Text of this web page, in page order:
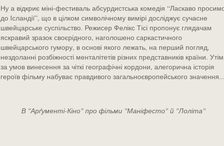
Ну а відкриє міні-фестиваль абсурдистська комедія “Ласкаво
до Ісландії”, що в цілком символічному вимірі досліджує сучасне
швейцарське суспільство. Режисер Фелікс Тісі пропонує глядачам
яскравий зразок своєрідного, наголошено саркастичного
швейцарського гумору, в основі якого лежать, на перший погляд,
нездоланні розбіжності менталітетів різних представників країни.
за умов винесення за чіткі географічні кордони, алегорична історія
героїв фільму набуває правдивого загальноєвропейського
В "Арґументі-Кіно" про фільми "Маніфесто" й "Лоліта"